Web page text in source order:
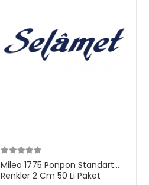
Mileo 1775 Ponpon Standart
Renkler 2 Cm 50 Li Paket